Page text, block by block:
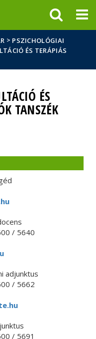
> PSZICHOLÓGIAI
ÉS TERÁPIÁS
ÉS
TANSZÉK
/ 5640
adjunktus
/ 5662
/ 5691